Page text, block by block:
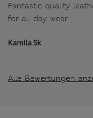
Fantastic quality
for all day wear.
Kamila Sk
Alle Bewertungen